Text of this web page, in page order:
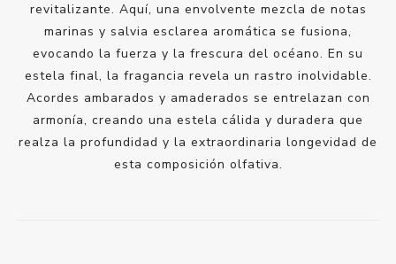
revitalizante. Aquí, una envolvente mezcla de notas
marinas y salvia esclarea aromática se fusiona,
evocando la fuerza y la frescura del océano. En su
estela final, la fragancia revela un rastro inolvidable.
Acordes ambarados y amaderados se entrelazan con
armonía, creando una estela cálida y duradera que
realza la profundidad y la extraordinaria longevidad de
esta composición olfativa.